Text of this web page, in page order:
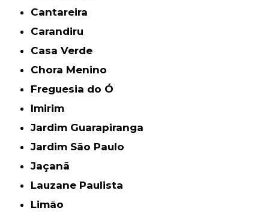
Cantareira
Carandiru
Casa Verde
Chora Menino
Freguesia do Ó
Imirim
Jardim Guarapiranga
Jardim São Paulo
Jaçanã
Lauzane Paulista
Limão